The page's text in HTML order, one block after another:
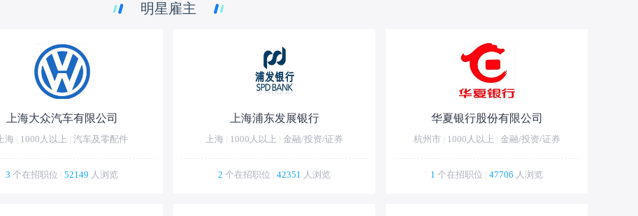
明星雇主
上海大众汽车有限公司
上海 1000人以上 汽车及零配件
3 个在招职位 52149 人浏览
上海浦东发展银行
上海 1000人以上 金融/投资/证券
2 个在招职位 42351 人浏览
华夏银行股份有限公司
杭州市 1000人以上 金融/投资/证券
1 个在招职位 47706 人浏览